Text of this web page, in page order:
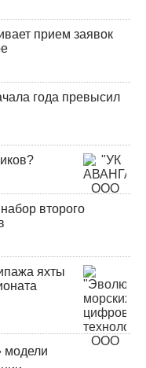
прием заявок
года превысил
второго
яхты
модели